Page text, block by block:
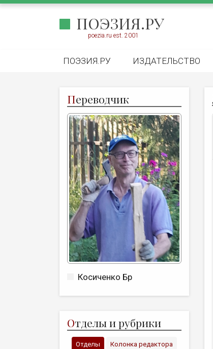
ПОЭЗИЯ.РУ
poezia.ru est. 2001
ПОЭЗИЯ.РУ ИЗДАТЕЛЬСТВО
Переводчик
Косиченко Бр
Отделы и рубрики
Отделы Колонка редактора